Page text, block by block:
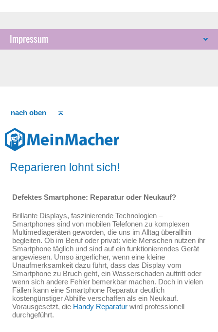
Impressum
nach oben
Reparieren lohnt sich!
Defektes Smartphone: Reparatur oder Neukauf?
Brillante Displays, faszinierende Technologien –
Smartphones sind von mobilen Telefonen zu komplexen
Multimediageräten geworden, die uns im Alltag überallhin
begleiten. Ob im Beruf oder privat: viele Menschen nutzen ihr
Smartphone täglich und sind auf ein funktionierendes Gerät
angewiesen. Umso ärgerlicher, wenn eine kleine
Unaufmerksamkeit dazu führt, dass das Display vom
Smartphone zu Bruch geht, ein Wasserschaden auftritt oder
wenn sich andere Fehler bemerkbar machen. Doch in vielen
Fällen kann eine Smartphone Reparatur deutlich
kostengünstiger Abhilfe verschaffen als ein Neukauf.
Vorausgesetzt, die Handy Reparatur wird professionell
durchgeführt.